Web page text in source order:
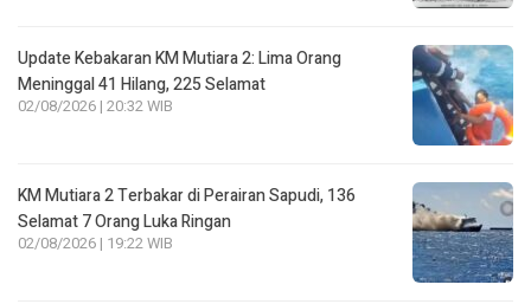
Update Kebakaran KM Mutiara 2: Lima Orang
Meninggal 41 Hilang, 225 Selamat
02/08/2026 | 20:32 WIB
KM Mutiara 2 Terbakar di Perairan Sapudi, 136
Selamat 7 Orang Luka Ringan
02/08/2026 | 19:22 WIB